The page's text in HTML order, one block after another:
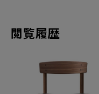
閲覧履歴